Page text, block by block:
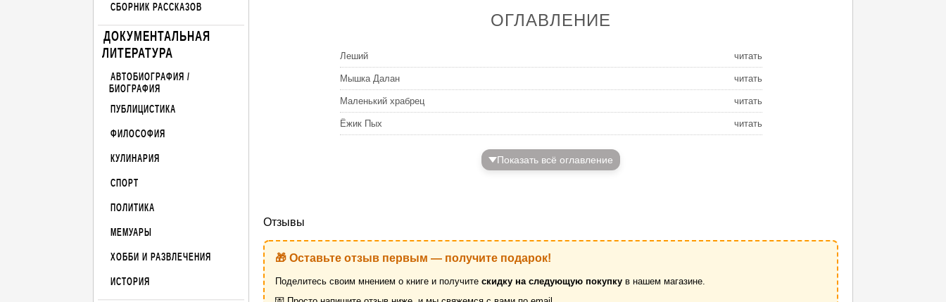
СБОРНИК РАССКАЗОВ
ДОКУМЕНТАЛЬНАЯ
ЛИТЕРАТУРА
АВТОБИОГРАФИЯ /
БИОГРАФИЯ
ПУБЛИЦИСТИКА
ФИЛОСОФИЯ
КУЛИНАРИЯ
СПОРТ
ПОЛИТИКА
МЕМУАРЫ
ХОББИ И РАЗВЛЕЧЕНИЯ
ИСТОРИЯ
ОГЛАВЛЕНИЕ
Леший читать
Мышка Далан читать
Маленький храбрец читать
Ёжик Пых читать
Показать всё оглавление
Отзывы
🎁 Оставьте отзыв первым — получите подарок!
Поделитесь своим мнением о книге и получите скидку на следующую покупку в нашем магазине.